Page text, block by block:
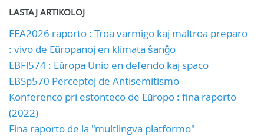
LASTAJ ARTIKOLOJ
EEA2026 raporto : Troa varmigo kaj maltroa preparo
: vivo de Eŭropanoj en klimata ŝanĝo
EBFl574 : Eŭropa Unio en defendo kaj spaco
EBSp570 Perceptoj de Antisemitismo
Konferenco pri estonteco de Eŭropo : fina raporto
(2022)
Fina raporto de la "multlingva platformo"